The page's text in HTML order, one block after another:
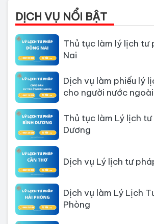
DỊCH VỤ NỔI BẬT
Chí Minh
Nai
cho người nước ngoài
Dương
Phòng